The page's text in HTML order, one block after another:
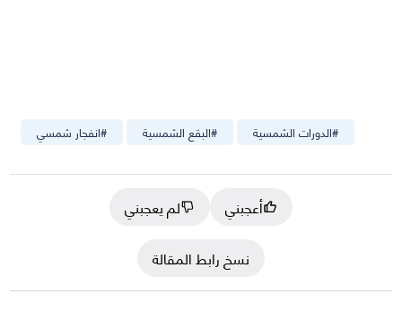
#انفجار شمسي #البقع الشمسية #الدورات الشمسية
أعجبني
لم يعجبني
نسخ رابط المقالة